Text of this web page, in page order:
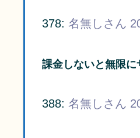
378: 名無しさん
課金しないと無限
388: 名無しさん